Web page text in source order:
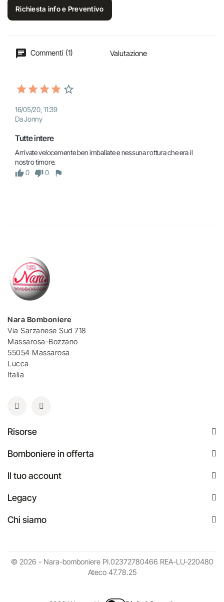
Richiesta info e Preventivo
Commenti (1) Valutazione
16/05/20, 11:39
Da Jonny
Tutte intere
Arrivate velocemente ben imballate e nessuna rottura che era il
nostro timore.
0
0
Nara Bomboniere
Via Sarzanese Sud 718
Massarosa-Bozzano
55054 Massarosa
Lucca
Italia
Risorse
Bomboniere in offerta
Il tuo account
Legacy
Chi siamo
© 2026 - Nara-bomboniere PI.02372780466 REA-LU-220480
Ateco 47.78.25